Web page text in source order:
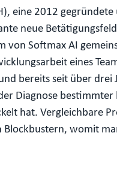
eine 2012
neue
von Softmax AI
eines
bereits seit über drei
Diagnose bestimmter
hat. Vergleichbare
Blockbustern, womit